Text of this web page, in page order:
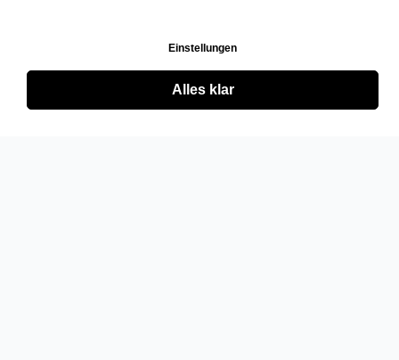
Einstellungen
Alles klar